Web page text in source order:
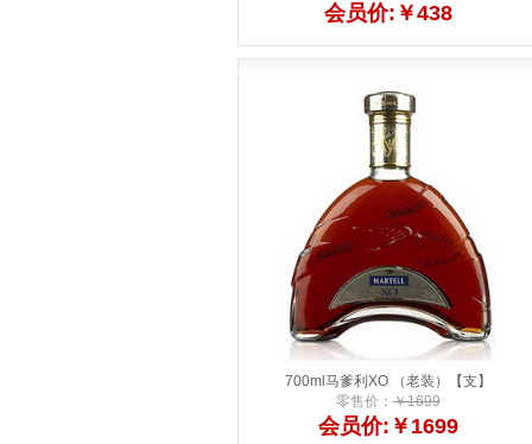
会员价:￥438
700ml马爹利XO （老装）【支】
零售价：￥1699
会员价:￥1699